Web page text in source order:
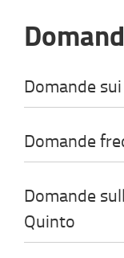
Domande
Domande
Domande
Quinto